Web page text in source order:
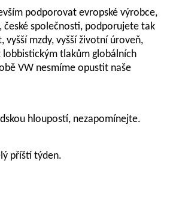
podporovat evropské výrobce,
české společnosti, podporujete tak
vyšší mzdy, vyšší životní úroveň,
tlakům globálních
VW nesmíme opustit naše
hloupostí, nezapomínejte.
příští týden.